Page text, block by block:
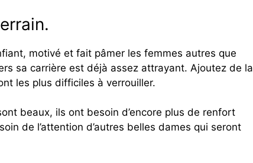
motivé et fait pâmer les femmes autres que
sa carrière est déjà assez attrayant. Ajoutez de la
les plus difficiles à verrouiller.
beaux, ils ont besoin d’encore plus de renfort
de l’attention d’autres belles dames qui seront